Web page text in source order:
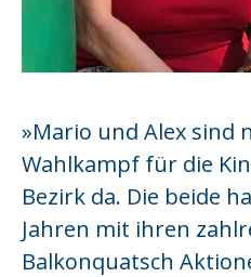
»Mario und Alex sind
Wahlkampf für die
Bezirk da. Die beide
Jahren mit ihren
Balkonquatsch